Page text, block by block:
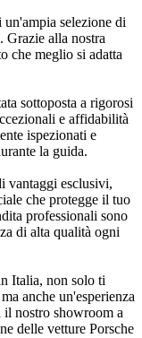
selezione di
Grazie alla nostra
che meglio si adatta
sottoposta a rigorosi
e affidabilità
ispezionati e
la guida.
vantaggi esclusivi,
che protegge il tuo
professionali sono
di alta qualità ogni
Italia, non solo ti
anche un'esperienza
il nostro showroom a
delle vetture Porsche